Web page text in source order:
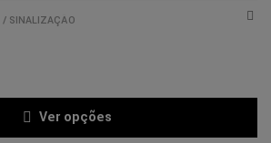
/ SINALIZAÇÃO
Ver opções